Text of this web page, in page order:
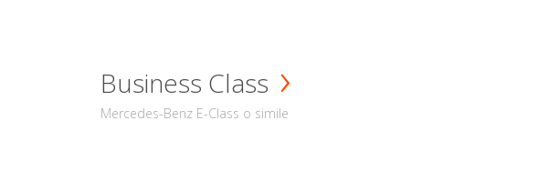
Business Class
Mercedes-Benz E-Class o simile